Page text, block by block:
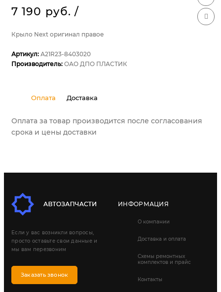
7 190 руб. /
Крыло Next оригинал правое
Артикул: А21R23-8403020
Производитель: ОАО ДПО ПЛАСТИК
Оплата Доставка
Оплата за товар производится после согласования
срока и цены доставки
Если у вас возникли вопросы,
просто оставьте свои данные и
мы вам перезвоним
Заказать звонок
ИНФОРМАЦИЯ
О компании
Доставка и оплата
Схемы ремонтных
комплектов и прайс
Контакты